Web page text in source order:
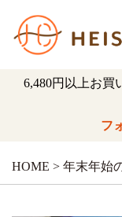
6,480円以上お買
フ
HOME > 年末年始